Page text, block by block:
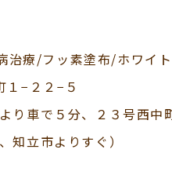
療/フッ素塗布/ホワイ
−２２−５
り車で５分、２３号西
知立市よりすぐ）